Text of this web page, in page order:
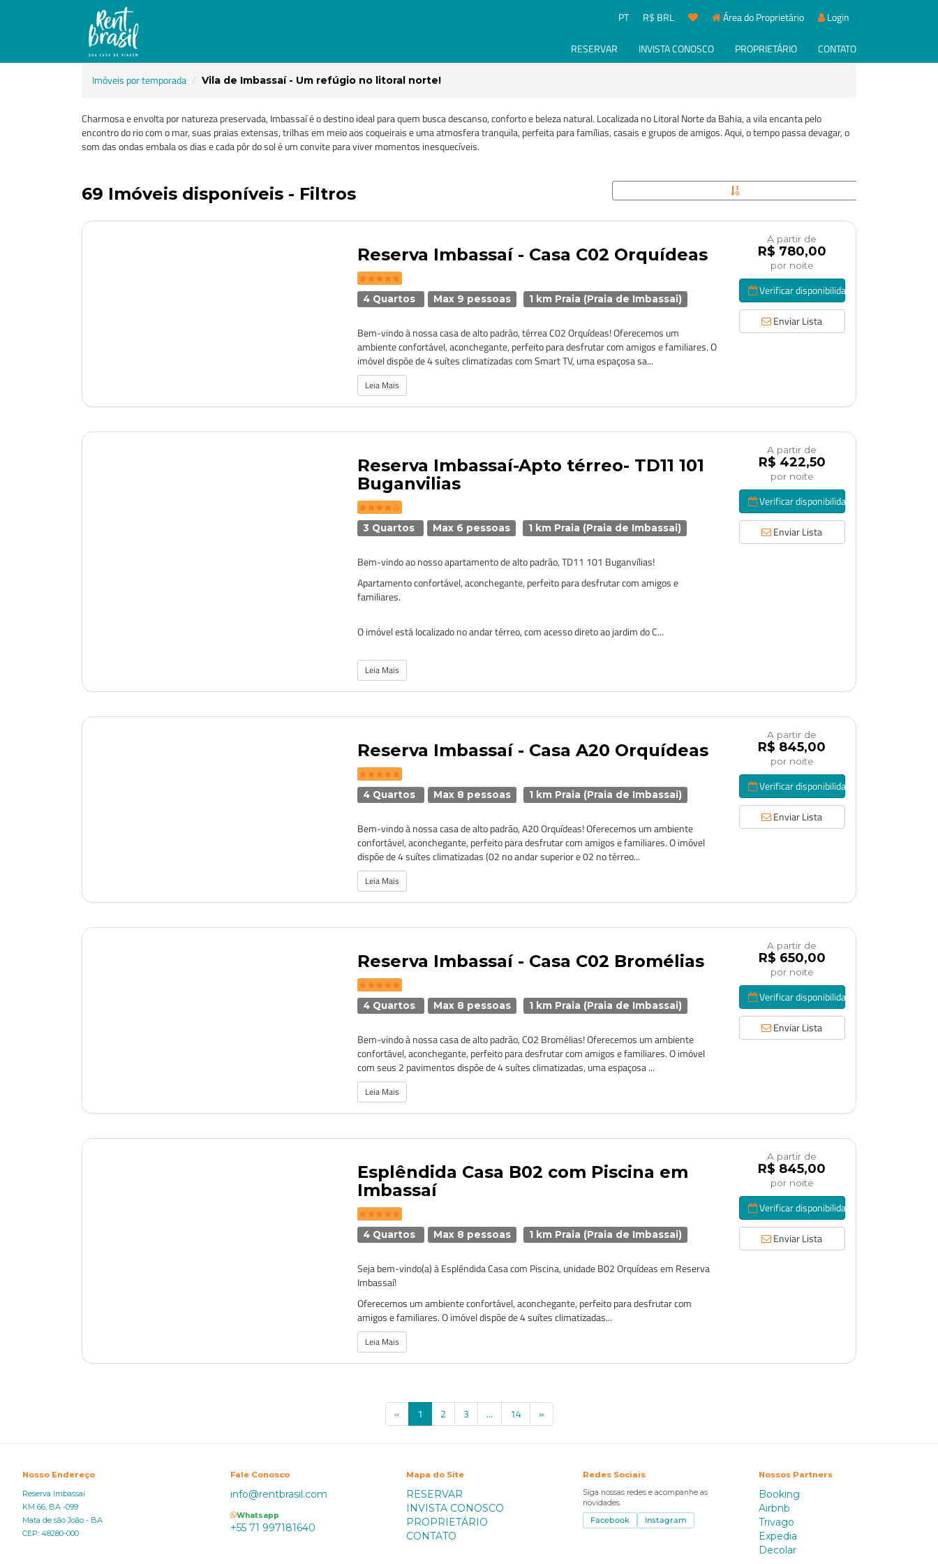
PT R$ BRL Área do Proprietário Login
RESERVAR INVISTA CONOSCO PROPRIETÁRIO CONTATO
Imóveis por temporada Vila de Imbassaí - Um refúgio no litoral norte!
Charmosa e envolta por natureza preservada, Imbassaí é o destino ideal para quem busca descanso, conforto e beleza natural. Localizada no Litoral Norte da Bahia, a vila encanta pelo
encontro do rio com o mar, suas praias extensas, trilhas em meio aos coqueirais e uma atmosfera tranquila, perfeita para famílias, casais e grupos de amigos. Aqui, o tempo passa devagar, o
som das ondas embala os dias e cada pôr do sol é um convite para viver momentos inesquecíveis.
69 Imóveis disponíveis - Filtros
Reserva Imbassaí - Casa C02 Orquídeas
4 Quartos Max 9 pessoas 1 km Praia (Praia de Imbassai)
Bem-vindo à nossa casa de alto padrão, térrea C02 Orquídeas! Oferecemos um
ambiente confortável, aconchegante, perfeito para desfrutar com amigos e familiares. O
imóvel dispõe de 4 suítes climatizadas com Smart TV, uma espaçosa sa...
Leia Mais
A partir de
R$ 780,00
por noite
Verificar disponibilidade
Enviar Lista
Reserva Imbassaí-Apto térreo- TD11 101
Buganvilias
3 Quartos Max 6 pessoas 1 km Praia (Praia de Imbassai)
Bem-vindo ao nosso apartamento de alto padrão, TD11 101 Buganvílias!
Apartamento confortável, aconchegante, perfeito para desfrutar com amigos e
familiares.
O imóvel está localizado no andar térreo, com acesso direto ao jardim do C...
Leia Mais
A partir de
R$ 422,50
por noite
Verificar disponibilidade
Enviar Lista
Reserva Imbassaí - Casa A20 Orquídeas
4 Quartos Max 8 pessoas 1 km Praia (Praia de Imbassai)
Bem-vindo à nossa casa de alto padrão, A20 Orquídeas! Oferecemos um ambiente
confortável, aconchegante, perfeito para desfrutar com amigos e familiares. O imóvel
dispõe de 4 suítes climatizadas (02 no andar superior e 02 no térreo...
Leia Mais
A partir de
R$ 845,00
por noite
Verificar disponibilidade
Enviar Lista
Reserva Imbassaí - Casa C02 Bromélias
4 Quartos Max 8 pessoas 1 km Praia (Praia de Imbassai)
Bem-vindo à nossa casa de alto padrão, C02 Bromélias! Oferecemos um ambiente
confortável, aconchegante, perfeito para desfrutar com amigos e familiares. O imóvel
com seus 2 pavimentos dispõe de 4 suítes climatizadas, uma espaçosa ...
Leia Mais
A partir de
R$ 650,00
por noite
Verificar disponibilidade
Enviar Lista
Esplêndida Casa B02 com Piscina em
Imbassaí
4 Quartos Max 8 pessoas 1 km Praia (Praia de Imbassai)
Seja bem-vindo(a) à Esplêndida Casa com Piscina, unidade B02 Orquídeas em Reserva
Imbassaí!
Oferecemos um ambiente confortável, aconchegante, perfeito para desfrutar com
amigos e familiares. O imóvel dispõe de 4 suítes climatizadas...
Leia Mais
A partir de
R$ 845,00
por noite
Verificar disponibilidade
Enviar Lista
« 1 (current)
2 3 ... 14 »
Nosso Endereço
Reserva Imbassaí
KM 66, BA -099
Mata de são João - BA
CEP: 48280-000
Fale Conosco
info@rentbrasil.com
Whatsapp
+55 71 997181640
Mapa do Site
RESERVAR
INVISTA CONOSCO
PROPRIETÁRIO
CONTATO
Redes Sociais
Siga nossas redes e acompanhe as
novidades.
Facebook
Instagram
Nossos Partners
Booking
Airbnb
Trivago
Expedia
Decolar